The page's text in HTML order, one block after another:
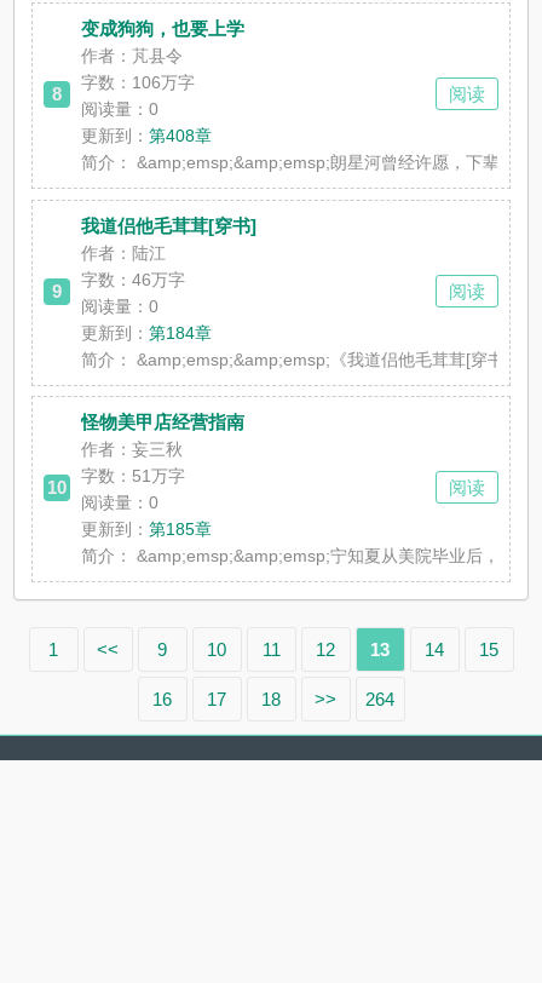
8
变成狗狗，也要上学
作者：芃县令
字数：106万字
阅读量：0
更新到：第408章
简介：
&amp;emsp;&amp;emsp;朗星河曾经许愿，下辈子
阅读
9
我道侣他毛茸茸[穿书]
作者：陆江
字数：46万字
阅读量：0
更新到：第184章
简介：
&amp;emsp;&amp;emsp;《我道侣他毛茸茸[穿书
阅读
10
怪物美甲店经营指南
作者：妄三秋
字数：51万字
阅读量：0
更新到：第185章
简介：
&amp;emsp;&amp;emsp;宁知夏从美院毕业后，找
阅读
1 << 9 10 11 12 13 14 15
16 17 18 >> 264